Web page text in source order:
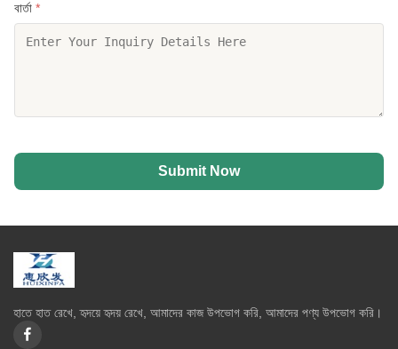
বার্তা *
Submit Now
হাতে হাত রেখে, হৃদয়ে হৃদয় রেখে, আমাদের কাজ উপভোগ করি, আমাদের পণ্য উপভোগ করি।